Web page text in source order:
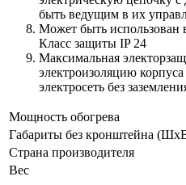
быть ведущим в их
Может быть
Класс защиты IP 24
Максимальная
электроизоляцию
электросеть без
Мощность обогрева
Габариты без кронштейна
Страна производителя
Вес